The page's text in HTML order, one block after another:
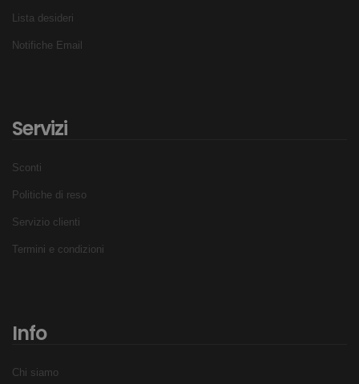
Lista desideri
Notifiche Email
Servizi
Sconti
Politiche di reso
Servizio clienti
Termini e condizioni
Info
Chi siamo